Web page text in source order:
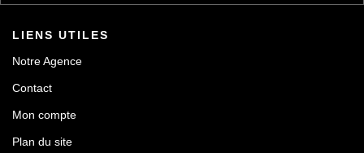
LIENS UTILES
Notre Agence
Contact
Mon compte
Plan du site